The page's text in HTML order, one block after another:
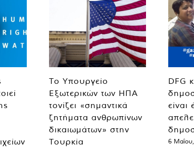
Το Υπουργείο
Εξωτερικών των ΗΠΑ
τονίζει «σημαντικά
ζητήματα ανθρωπίνων
δικαιωμάτων» στην
Τουρκία
DFG
είναι
6